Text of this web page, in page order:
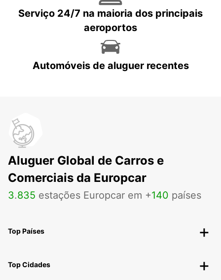
Serviço 24/7 na maioria dos principais
aeroportos
Automóveis de aluguer recentes
Aluguer Global de Carros e
Comerciais da Europcar
3.835 estações Europcar em +140 países
Top Países
Top Cidades